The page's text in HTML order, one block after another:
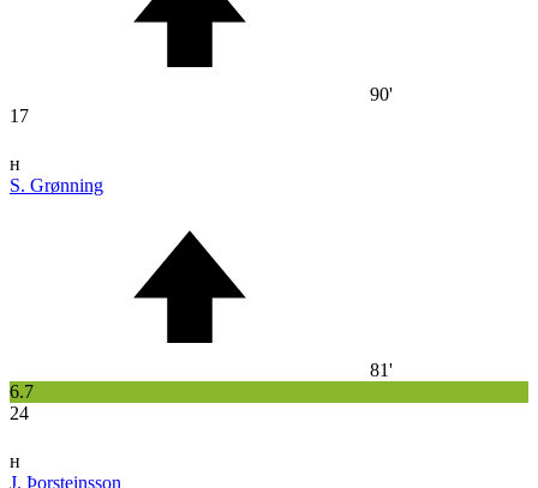
90'
17
н
S. Grønning
81'
6.7
24
н
J. Þorsteinsson